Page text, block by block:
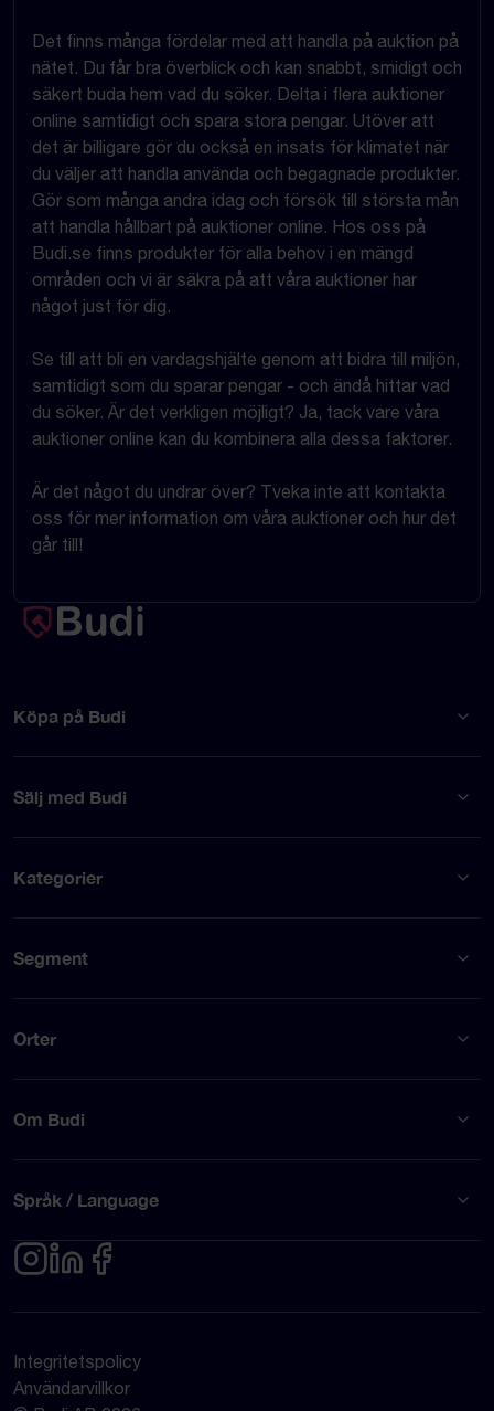
Det finns många fördelar med att handla på auktion på
nätet. Du får bra överblick och kan snabbt, smidigt och
säkert buda hem vad du söker. Delta i flera auktioner
online samtidigt och spara stora pengar. Utöver att
det är billigare gör du också en insats för klimatet när
du väljer att handla använda och begagnade produkter.
Gör som många andra idag och försök till största mån
att handla hållbart på auktioner online. Hos oss på
Budi.se finns produkter för alla behov i en mängd
områden och vi är säkra på att våra auktioner har
något just för dig.
Se till att bli en vardagshjälte genom att bidra till miljön,
samtidigt som du sparar pengar - och ändå hittar vad
du söker. Är det verkligen möjligt? Ja, tack vare våra
auktioner online kan du kombinera alla dessa faktorer.
Är det något du undrar över? Tveka inte att kontakta
oss för mer information om våra auktioner och hur det
går till!
Köpa på Budi
Sälj med Budi
Kategorier
Segment
Orter
Om Budi
Språk / Language
Integritetspolicy
Användarvillkor